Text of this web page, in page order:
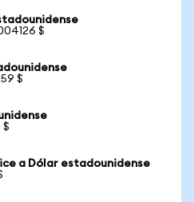
$
$
$
a Dólar estadounidense